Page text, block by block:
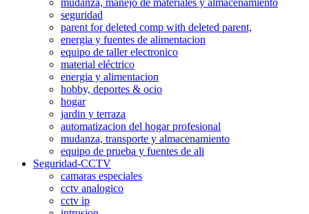
mudanza, manejo de materiales y almacenamiento
seguridad
parent for deleted comp with deleted parent,
energia y fuentes de alimentacion
equipo de taller electronico
material eléctrico
energia y alimentacion
hobby, deportes & ocio
hogar
jardin y terraza
automatizacion del hogar profesional
mudanza, transporte y almacenamiento
equipo de prueba y fuentes de ali
Seguridad-CCTV
camaras especiales
cctv analogico
cctv ip